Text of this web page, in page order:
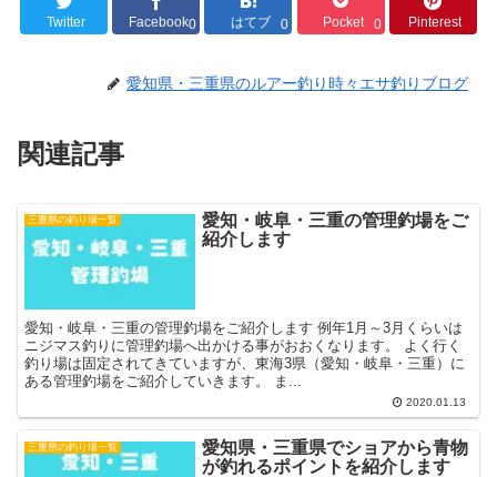
Twitter Facebook0 はてブ 0 Pocket 0 Pinterest
愛知県・三重県のルアー釣り時々エサ釣りブログ
関連記事
三重県の釣り場一覧
愛知・岐阜・三重の管理釣場をご
紹介します
愛知・岐阜・三重の管理釣場をご紹介します 例年1月～3月くらいは
ニジマス釣りに管理釣場へ出かける事がおおくなります。 よく行く
釣り場は固定されてきていますが、東海3県（愛知・岐阜・三重）に
ある管理釣場をご紹介していきます。 ま...
2020.01.13
三重県の釣り場一覧
愛知県・三重県でショアから青物
が釣れるポイントを紹介します